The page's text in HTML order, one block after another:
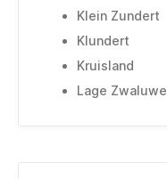
Klein Zundert
Klundert
Kruisland
Lage Zwaluwe